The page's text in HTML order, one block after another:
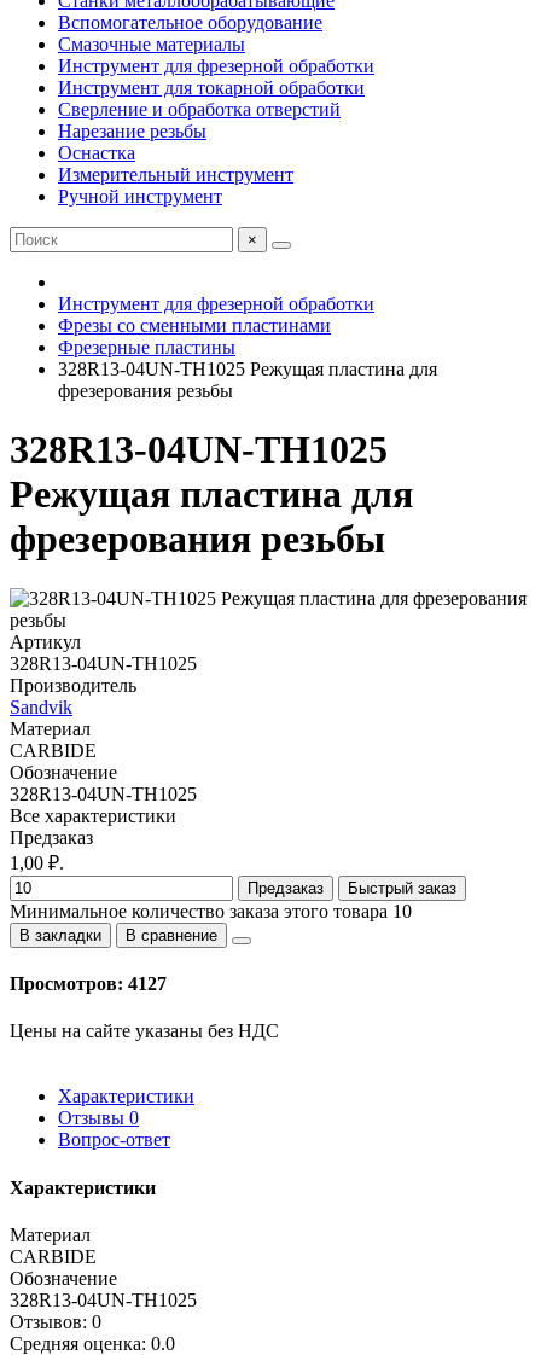
Вспомогательное оборудование
Смазочные материалы
Инструмент для фрезерной обработки
Инструмент для токарной обработки
Сверление и обработка отверстий
Нарезание резьбы
Оснастка
Измерительный инструмент
Ручной инструмент
×
Инструмент для фрезерной обработки
Фрезы со сменными пластинами
Фрезерные пластины
328R13-04UN-TH1025 Режущая пластина для
фрезерования резьбы
328R13-04UN-TH1025
Режущая пластина для
фрезерования резьбы
Артикул
328R13-04UN-TH1025
Производитель
Sandvik
Материал
CARBIDE
Обозначение
328R13-04UN-TH1025
Все характеристики
Предзаказ
1,00 ₽.
Предзаказ Быстрый заказ
Минимальное количество заказа этого товара 10
В закладки В сравнение
Просмотров: 4127
Цены на сайте указаны без НДС
Характеристики
Отзывы 0
Вопрос-ответ
Характеристики
Материал
CARBIDE
Обозначение
328R13-04UN-TH1025
Отзывов: 0
Средняя оценка: 0.0